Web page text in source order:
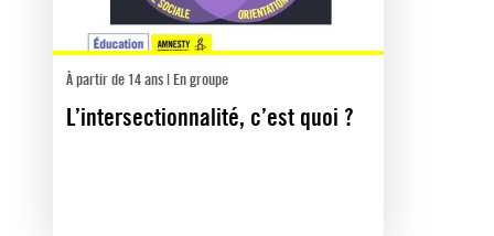
À partir de 14 ans | En groupe
L’intersectionnalité, c’est quoi ?